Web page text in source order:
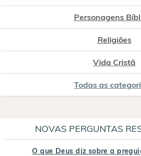
Personagens
Religiões
Vida Cristã
Todas as
NOVAS PERGUNTAS
O que Deus diz sobre a